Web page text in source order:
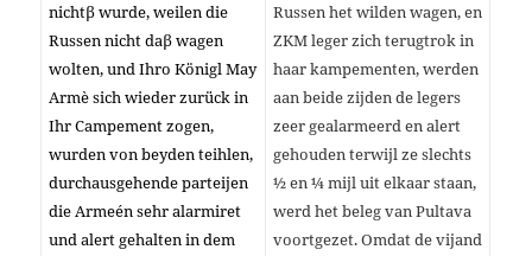
nichtβ wurde, weilen die
Russen nicht daβ wagen
wolten, und Ihro Königl May
Armè sich wieder zurück in
Ihr Campement zogen,
wurden von beyden teihlen,
durchausgehende parteijen
die Armeén sehr alarmiret
und alert gehalten in dem
Russen het wilden wagen, en
ZKM leger zich terugtrok in
haar kampementen, ​​werden
aan beide zijden de legers
zeer gealarmeerd en alert
gehouden terwijl ze slechts
½ en ¼ mijl uit elkaar staan,
werd het beleg van Pultava
voortgezet. Omdat de vijand